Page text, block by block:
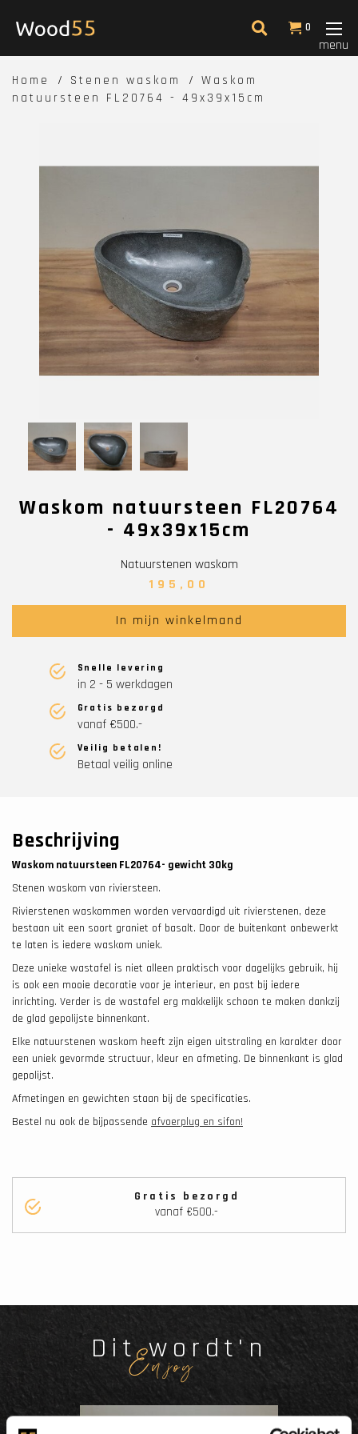
0
menu
Home Stenen waskom
Waskom
natuursteen FL20764 - 49x39x15cm
Waskom natuursteen FL20764
- 49x39x15cm
Natuurstenen waskom
195,00
In mijn winkelmand
Snelle levering
in 2 - 5 werkdagen
Gratis bezorgd
vanaf €500.-
Veilig betalen!
Betaal veilig online
Beschrijving
Waskom natuursteen FL20764- gewicht 30kg
Stenen waskom van riviersteen.
Rivierstenen waskommen worden vervaardigd uit rivierstenen, deze
bestaan uit een soort graniet of basalt. Door de buitenkant onbewerkt
te laten is iedere waskom uniek.
Deze unieke wastafel is niet alleen praktisch voor dagelijks gebruik, hij
is ook een mooie decoratie voor je interieur, en past bij iedere
inrichting. Verder is de wastafel erg makkelijk schoon te maken dankzij
de glad gepolijste binnenkant.
Elke natuurstenen waskom heeft zijn eigen uitstraling en karakter door
een uniek gevormde structuur, kleur en afmeting. De binnenkant is glad
gepolijst.
Afmetingen en gewichten staan bij de specificaties.
Bestel nu ook de bijpassende afvoerplug en sifon!
Gratis bezorgd
vanaf €500.-
Dit wordt'n
Enjoy